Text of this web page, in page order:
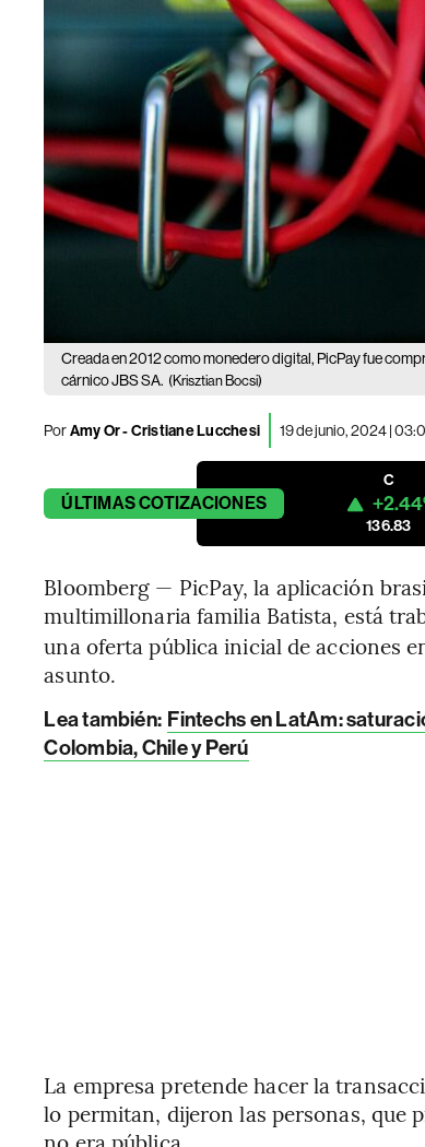
Creada en 2012 como monedero digital, PicPay fue
cárnico JBS SA. (Krisztian Bocsi)
PorAmy Or - Cristiane Lucchesi 19 de junio, 2024 |
ÚLTIMASCOTIZACIONES
C
136.83
Bloomberg — PicPay, la aplicación
multimillonaria familia Batista, está
una oferta pública inicial de acciones
asunto.
Lea también: Fintechs en LatAm:
Colombia, Chile y Perú
La empresa pretende hacer la
lo permitan, dijeron las personas, que